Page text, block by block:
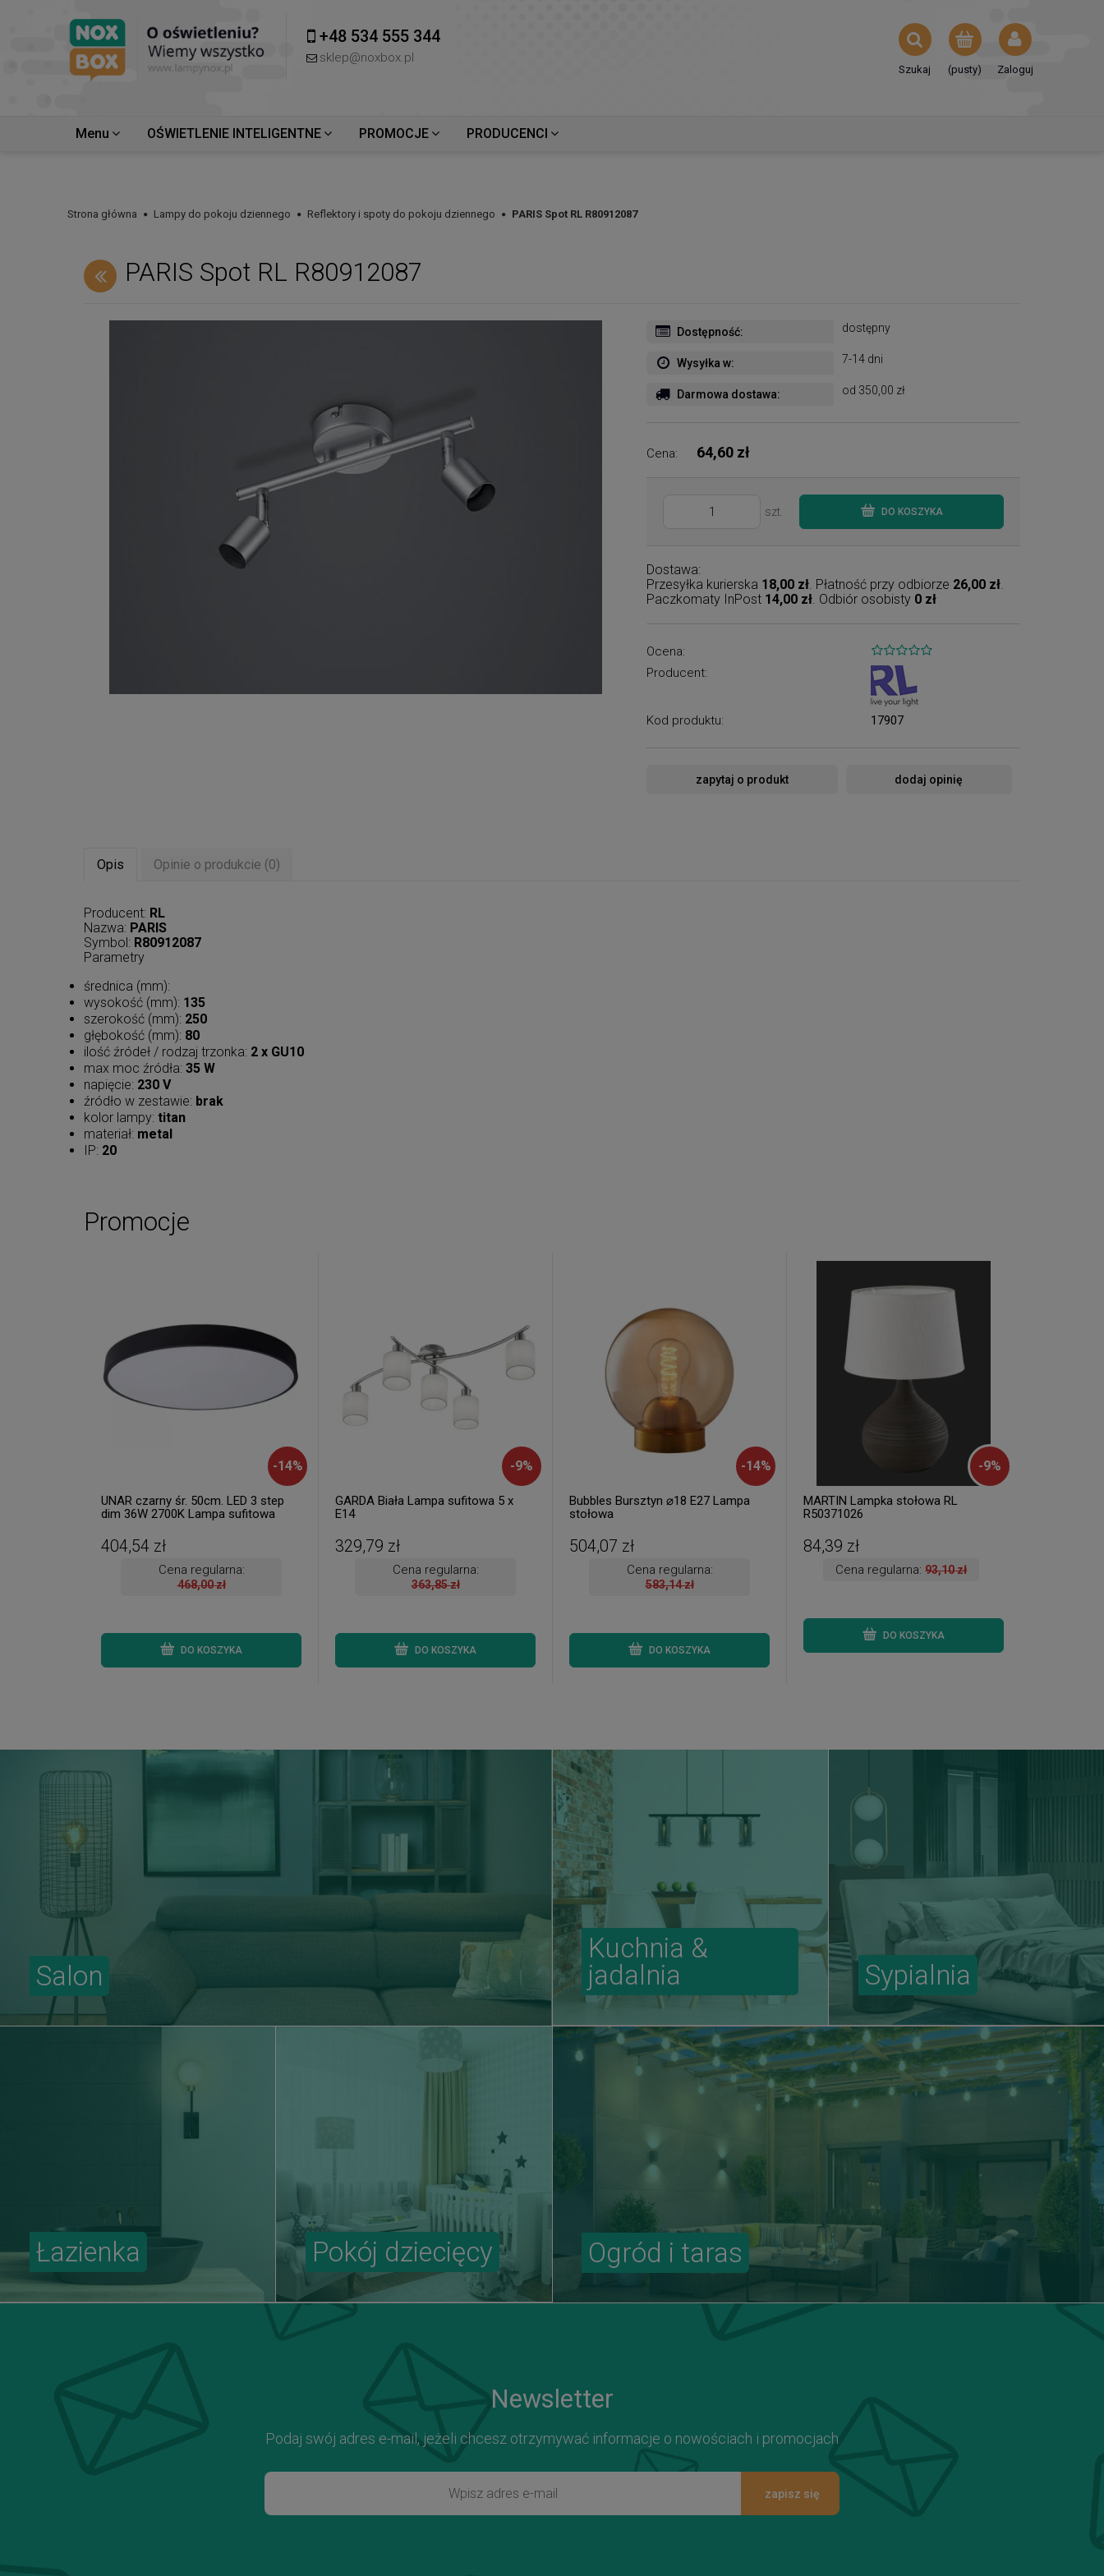
+48 534 555 344
sklep@noxbox.pl
(pusty) Zaloguj
Szukaj
Menu OŚWIETLENIE INTELIGENTNE PROMOCJE PRODUCENCI
Strona główna Lampy do pokoju dziennego Reflektory i spoty do pokoju dziennego PARIS Spot RL R80912087
PARIS Spot RL R80912087
Dostępność: dostępny
Wysyłka w: 7-14 dni
Darmowa dostawa: od 350,00 zł
Cena: 64,60 zł
szt. DO KOSZYKA
Dostawa:
Przesyłka kurierska 18,00 zł. Płatność przy odbiorze 26,00 zł.
Paczkomaty InPost 14,00 zł. Odbiór osobisty 0 zł
Ocena:
Producent:
Kod produktu: 17907
zapytaj o produkt dodaj opinię
Opis Opinie o produkcie (0)
Producent: RL
Nazwa: PARIS
Symbol: R80912087
Parametry
średnica (mm):
wysokość (mm): 135
szerokość (mm): 250
głębokość (mm): 80
ilość źródeł / rodzaj trzonka: 2 x GU10
max moc źródła: 35 W
napięcie: 230 V
źródło w zestawie: brak
kolor lampy: titan
materiał: metal
IP: 20
Promocje
-14%
UNAR czarny śr. 50cm. LED 3 step
dim 36W 2700K Lampa sufitowa
404,54 zł
Cena regularna:
468,00 zł
DO KOSZYKA
-9%
GARDA Biała Lampa sufitowa 5 x
E14
329,79 zł
Cena regularna:
363,85 zł
DO KOSZYKA
-14%
Bubbles Bursztyn ⌀18 E27 Lampa
stołowa
504,07 zł
Cena regularna:
583,14 zł
DO KOSZYKA
-9%
MARTIN Lampka stołowa RL
R50371026
84,39 zł
Cena regularna:93,10 zł
DO KOSZYKA
Salon
Kuchnia &
jadalnia
Sypialnia
Ogród i taras
Łazienka Pokój dziecięcy
Newsletter
Podaj swój adres e-mail, jeżeli chcesz otrzymywać informacje o nowościach i promocjach
zapisz się